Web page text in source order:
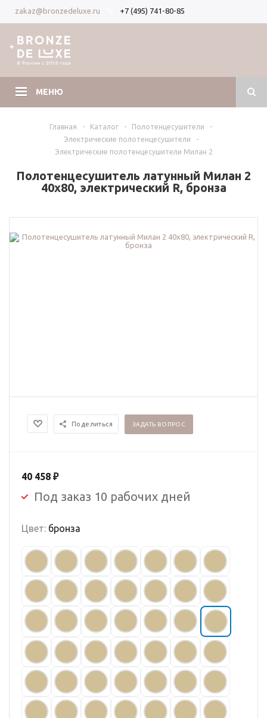
zakaz@bronzedeluxe.ru +7 (495) 741-80-85
МЕНЮ
Главная - Каталог - Полотенцесушители
-
Электрические полотенцесушители
-
Электрические полотенцесушители Милан 2
Полотенцесушитель латунный Милан 2
40х80, электрический R, бронза
Поделиться ЗАДАТЬ ВОПРОС
Цвет: бронза
40 458 ₽
Под заказ 10 рабочих дней